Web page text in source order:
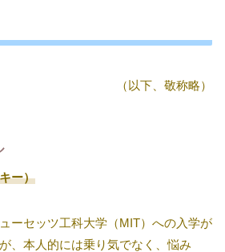
（以下、敬称略）
ー）
ーセッツ工科大学（MIT）への入学が
、本人的には乗り気でなく、悩み